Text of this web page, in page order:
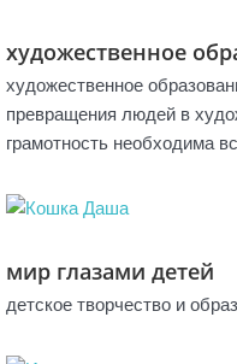
художественное
художественное
превращения людей в
грамотность необходима
мир глазами детей
детское творчество и